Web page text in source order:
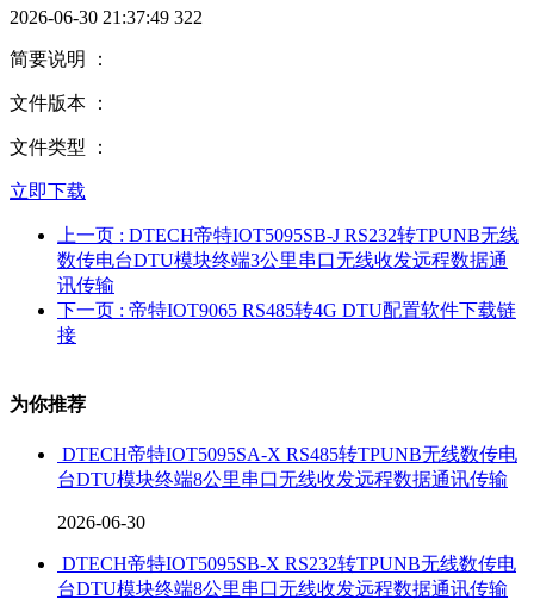
2026-06-30 21:37:49 322
简要说明 ：
文件版本 ：
文件类型 ：
立即下载
上一页 : DTECH帝特IOT5095SB-J RS232转TPUNB无线
数传电台DTU模块终端3公里串口无线收发远程数据通
讯传输
下一页 : 帝特IOT9065 RS485转4G DTU配置软件下载链
接
为你推荐
DTECH帝特IOT5095SA-X RS485转TPUNB无线数传电
台DTU模块终端8公里串口无线收发远程数据通讯传输
2026-06-30
DTECH帝特IOT5095SB-X RS232转TPUNB无线数传电
台DTU模块终端8公里串口无线收发远程数据通讯传输